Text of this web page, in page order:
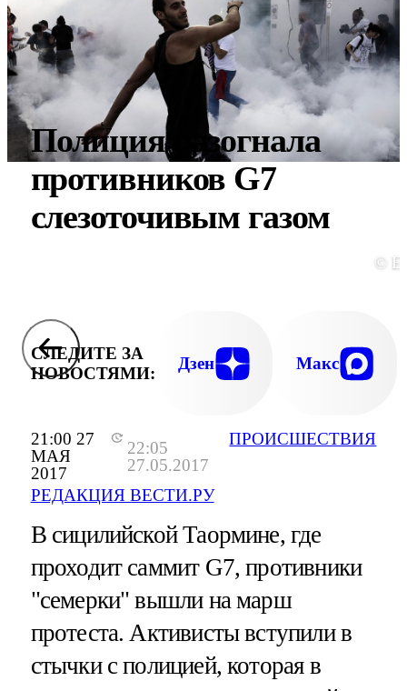
21:00 27
МАЯ
2017
22:05
27.05.2017
РЕДАКЦИЯ ВЕСТИ.РУ
ПРОИСШЕСТВИЯ
Полиция разогнала
противников G7
слезоточивым газом
©
СЛЕДИТЕ ЗА
НОВОСТЯМИ:
Дзен Макс
В сицилийской Таормине, где
проходит саммит G7, противники
"семерки" вышли на марш
протеста. Активисты вступили в
стычки с полицией, которая в